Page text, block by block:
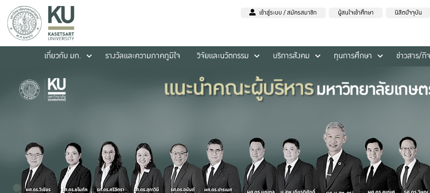
เข้าสู่ระบบ / สมัครสมาชิก ผู้สนใจเข้าศึกษา นิสิตปัจจุบัน
เกี่ยวกับ มก.
รางวัลและความภาคภูมิใจ วิจัยและนวัตกรรม บริการสังคม ทุนการศึกษา ข่าวสาร/กิ